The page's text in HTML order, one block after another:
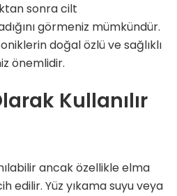
sonra cilt
görmeniz mümkündür.
doğal özlü ve sağlıklı
önemlidir.
Kullanılır
ancak özellikle elma
edilir. Yüz yıkama suyu veya